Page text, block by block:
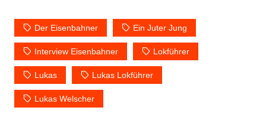
Der Eisenbahner Ein Juter Jung
Interview Eisenbahner Lokführer
Lukas Lukas Lokführer
Lukas Welscher